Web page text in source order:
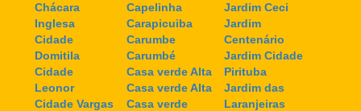
Chácara
Inglesa
Cidade
Domitila
Cidade
Leonor
Cidade Vargas
Capelinha
Carapicuiba
Carumbe
Carumbé
Casa verde Alta
Casa verde Alta
Casa verde
Jardim Ceci
Jardim
Centenário
Jardim Cidade
Pirituba
Jardim das
Laranjeiras